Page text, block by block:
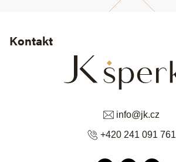
Kontakt
info@jk.cz
+420 241 091 761